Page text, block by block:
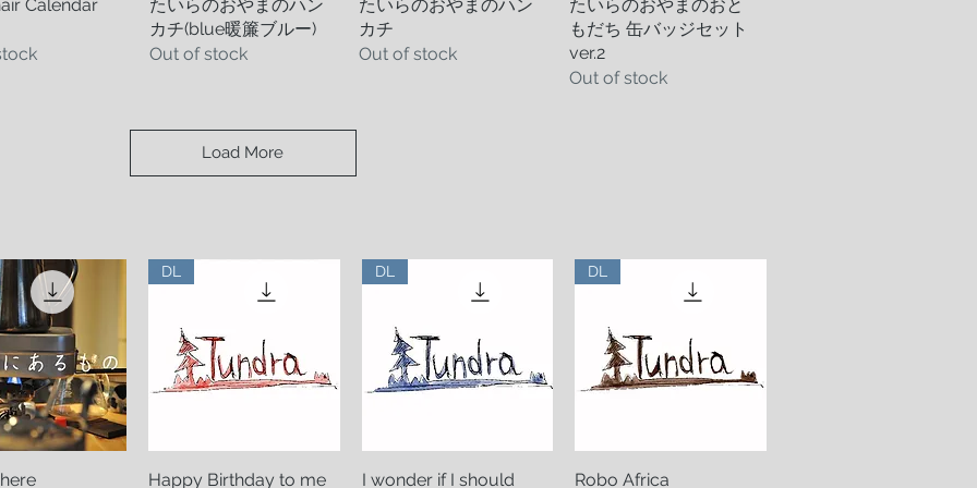
View
Calendar
Quick View
たいらのおやまのハン
カチ(blue暖簾ブルー)
Out of stock
Quick View
たいらのおやまのハン
カチ
Out of stock
Quick View
たいらのおやまのおと
もだち 缶バッジセット
ver.2
Out of stock
Load More
View Quick View
DL
Happy Birthday to me
Quick View
DL
I wonder if I should
Quick View
DL
Robo Africa